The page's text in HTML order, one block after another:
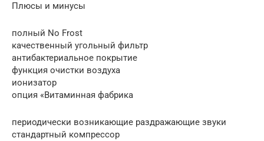
Плюсы и минусы
полный No Frost
качественный угольный фильтр
антибактериальное покрытие
функция очистки воздуха
ионизатор
опция «Витаминная фабрика
периодически возникающие раздражающие звуки
стандартный компрессор